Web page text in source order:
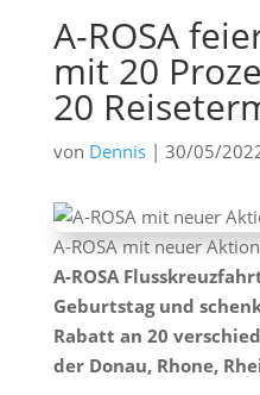
A-ROSA
mit 20
20
von Dennis| 30/05/
A-ROSA mit neuer
A-ROSA
Geburtstag und
Rabatt an 20
der Donau, Rhone,